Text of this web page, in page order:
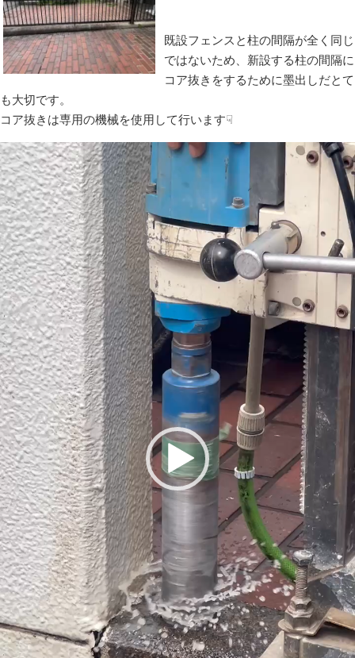
既設フェンスと柱の間隔が全く同じ
ではないため、新設する柱の間隔に
コア抜きをするために墨出しだとて
も大切です。
コア抜きは専用の機械を使用して行います☟
動
画
プ
レ
ー
ヤ
ー